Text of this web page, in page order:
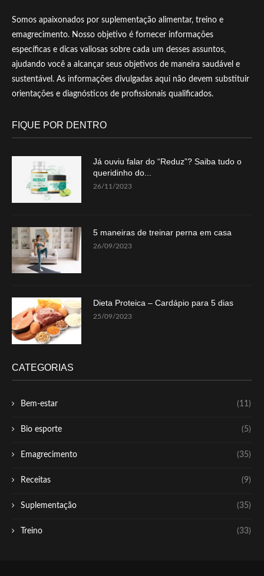
Somos apaixonados por suplementação alimentar, treino e
emagrecimento. Nosso objetivo é fornecer informações
específicas e dicas valiosas sobre cada um desses assuntos,
ajudando você a alcançar seus objetivos de maneira saudável e
sustentável. As informações divulgadas aqui não devem substituir
orientações e diagnósticos de profissionais qualificados.
FIQUE POR DENTRO
Já ouviu falar do “Reduz”? Saiba tudo o
queridinho do...
26/11/2023
5 maneiras de treinar perna em casa
26/09/2023
Dieta Proteica – Cardápio para 5 dias
25/09/2023
CATEGORIAS
Bem-estar (11)
Bio esporte (5)
Emagrecimento (35)
Receitas (9)
Suplementação (35)
Treino (33)